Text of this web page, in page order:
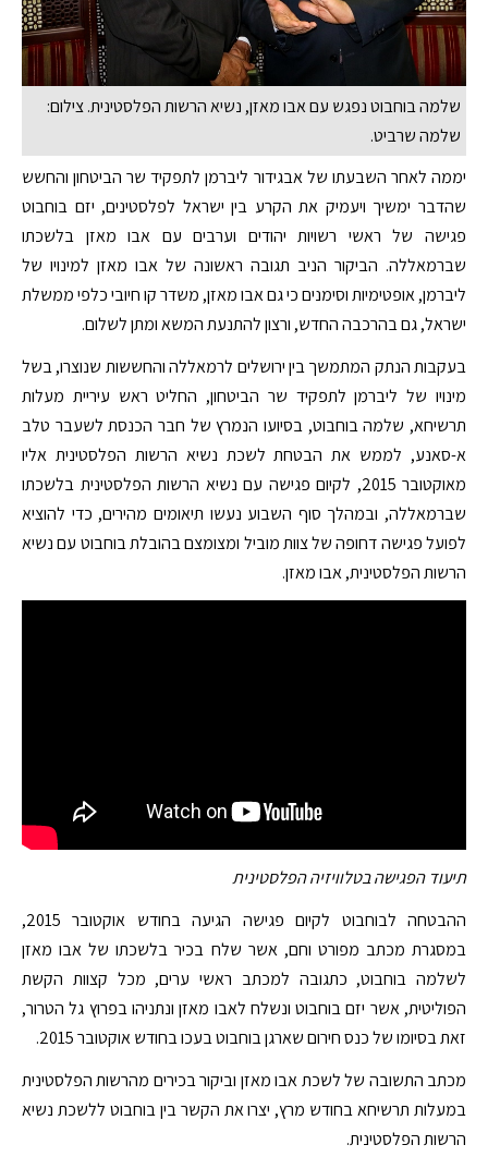
שלמה בוחבוט נפגש עם אבו מאזן, נשיא הרשות הפלסטינית. צילום:
שלמה שרביט.
יממה לאחר השבעתו של אבגידור ליברמן לתפקיד שר הביטחון והחשש
שהדבר ימשיך ויעמיק את הקרע בין ישראל לפלסטינים, יזם בוחבוט
פגישה של ראשי רשויות יהודים וערבים עם אבו מאזן בלשכתו
שברמאללה. הביקור הניב תגובה ראשונה של אבו מאזן למינויו של
ליברמן, אופטימיות וסימנים כי גם אבו מאזן, משדר קו חיובי כלפי ממשלת
ישראל, גם בהרכבה החדש, ורצון להתנעת המשא ומתן לשלום.
בעקבות הנתק המתמשך בין ירושלים לרמאללה והחששות שנוצרו, בשל
מינויו של ליברמן לתפקיד שר הביטחון, החליט ראש עיריית מעלות
תרשיחא, שלמה בוחבוט, בסיועו הנמרץ של חבר הכנסת לשעבר טלב
א-סאנע, לממש את הבטחת לשכת נשיא הרשות הפלסטינית אליו
מאוקטובר 2015, לקיום פגישה עם נשיא הרשות הפלסטינית בלשכתו
שברמאללה, ובמהלך סוף השבוע נעשו תיאומים מהירים, כדי להוציא
לפועל פגישה דחופה של צוות מוביל ומצומצם בהובלת בוחבוט עם נשיא
הרשות הפלסטינית, אבו מאזן.
תיעוד הפגישה בטלוויזיה הפלסטינית
ההבטחה לבוחבוט לקיום פגישה הגיעה בחודש אוקטובר 2015,
במסגרת מכתב מפורט וחם, אשר שלח בכיר בלשכתו של אבו מאזן
לשלמה בוחבוט, כתגובה למכתב ראשי ערים, מכל קצוות הקשת
הפוליטית, אשר יזם בוחבוט ונשלח לאבו מאזן ונתניהו בפרוץ גל הטרור,
זאת בסיומו של כנס חירום שארגן בוחבוט בעכו בחודש אוקטובר 2015.
מכתב התשובה של לשכת אבו מאזן וביקור בכירים מהרשות הפלסטינית
במעלות תרשיחא בחודש מרץ, יצרו את הקשר בין בוחבוט ללשכת נשיא
הרשות הפלסטינית.